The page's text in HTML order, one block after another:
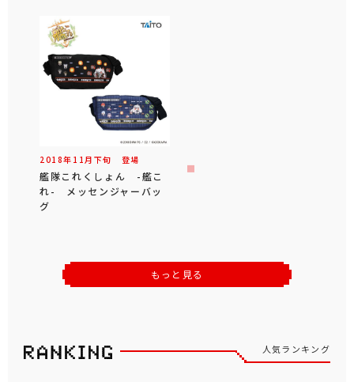
2018年 11 月 下旬 登場
艦隊これくしょん -艦こ
れ- メッセンジャーバッ
グ
もっと見る
人気ランキング